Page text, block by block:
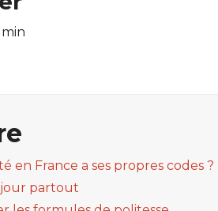
en France a ses propres codes ?
partout